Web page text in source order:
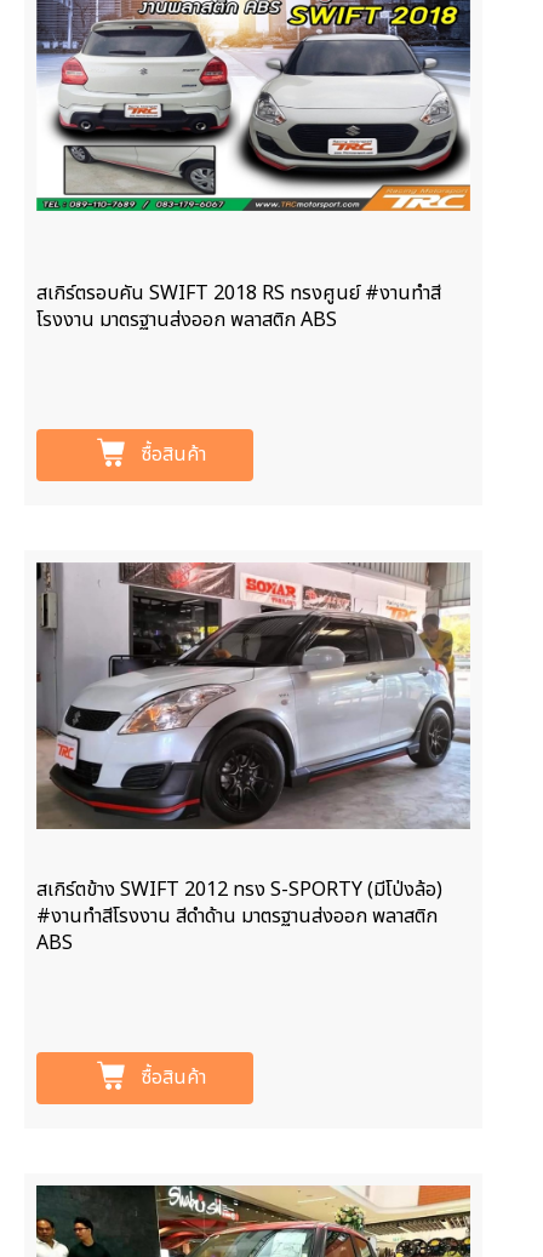
สเกิร์ตรอบคัน SWIFT 2018 RS ทรงศูนย์ #งานทำสี
โรงงาน มาตรฐานส่งออก พลาสติก ABS
ซื้อสินค้า
สเกิร์ตข้าง SWIFT 2012 ทรง S-SPORTY (มีโป่งล้อ)
#งานทำสีโรงงาน สีดำด้าน มาตรฐานส่งออก พลาสติก
ABS
ซื้อสินค้า